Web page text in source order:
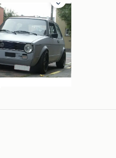
Bewaren
in
Mijn
Favorieten